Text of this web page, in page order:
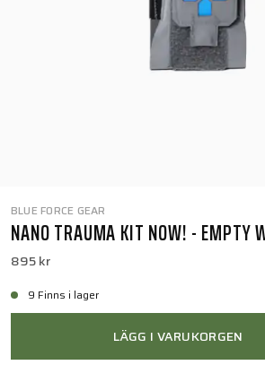
BLUE FORCE GEAR
NANO TRAUMA KIT NOW! - EMPTY
895 kr
9 Finns i lager
LÄGG I VARUKORGEN